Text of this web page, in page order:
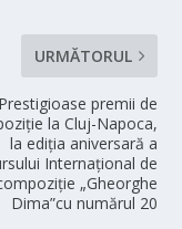
URMĂTORUL
Prestigioase premii de
la Cluj-Napoca,
la ediţia aniversară a
Internaţional de
„Gheorghe
Dima”cu numărul 20